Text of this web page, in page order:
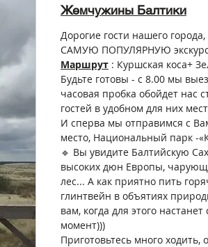
Жемчужины Балтики
Дорогие гости нашего
САМУЮ ПОПУЛЯРНУЮ
Маршрут : Куршская коса+
Будьте готовы - с 8.00 мы
часовая пробка обойдет нас
гостей в удобном для них
И сперва мы отправимся с
место, Национальный парк -
🔹 Вы увидите Балтийскую
высоких дюн Европы,
лес... А как приятно пить
глинтвейн в объятиях
вам, когда для этого
момент)))
Приготовьтесь много ходить,